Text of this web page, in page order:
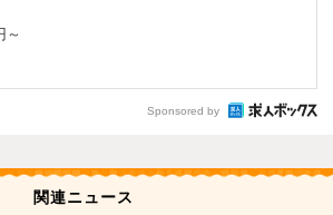
～
Sponsored by
関連ニュース